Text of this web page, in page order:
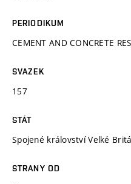
PERIODIKUM
CEMENT AND CONCRETE
SVAZEK
157
STÁT
Spojené království Velké
STRANY OD